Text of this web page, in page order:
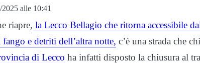
2025 alle 10:41
riapre, la Lecco Bellagio che ritorna accessibile
e detriti dell’altra notte, c’è una strada che
di Lecco ha infatti disposto la chiusura al